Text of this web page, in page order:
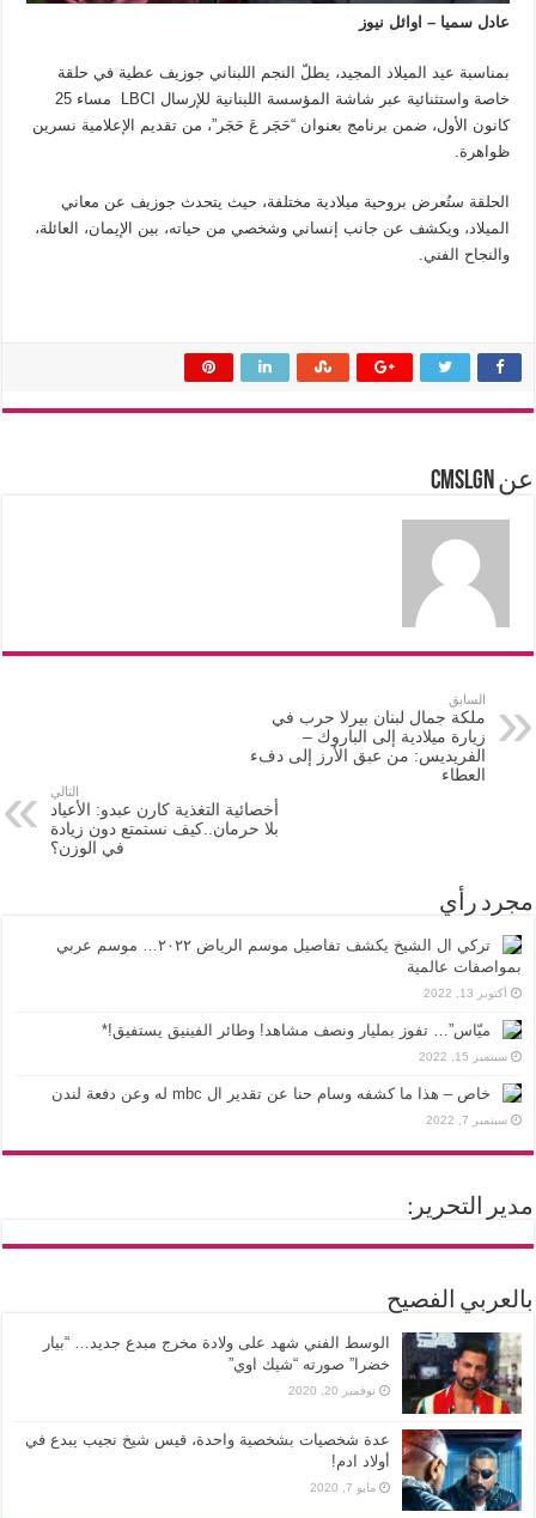
عادل سميا – اوائل نيوز
بمناسبة عيد الميلاد المجيد، يطلّ النجم اللبناني جوزيف عطية في حلقة
خاصة واستثنائية عبر شاشة المؤسسة اللبنانية للإرسال LBCI مساء 25
كانون الأول، ضمن برنامج بعنوان “حَجَر عَ حَجَر”، من تقديم الإعلامية نسرين
ظواهرة.
الحلقة ستُعرض بروحية ميلادية مختلفة، حيث يتحدث جوزيف عن معاني
الميلاد، ويكشف عن جانب إنساني وشخصي من حياته، بين الإيمان، العائلة،
والنجاح الفني.
عن cmslgn
السابق
ملكة جمال لبنان بيرلا حرب في
زيارة ميلادية إلى الباروك –
الفريديس: من عبق الأرز إلى دفء
العطاء
التالي
أخصائية التغذية كارن عبدو: الأعياد
بلا حرمان..كيف نستمتع دون زيادة
في الوزن؟
مجرد رأي
تركي ال الشيخ يكشف تفاصيل موسم الرياض ٢٠٢٢… موسم عربي
بمواصفات عالمية
أكتوبر 13, 2022
ميّاس”… تفوز بمليار ونصف مشاهد! وطائر الفينيق يستفيق!*
سبتمبر 15, 2022
خاص – هذا ما كشفه وسام حنا عن تقدير ال mbc له وعن دفعة لندن
سبتمبر 7, 2022
مدير التحرير:
بالعربي الفصيح
الوسط الفني شهد على ولادة مخرج مبدع جديد… “بيار
خضرا” صورته “شيك اوي”
نوفمبر 20, 2020
عدة شخصيات بشخصية واحدة، قيس شيخ نجيب يبدع في
أولاد ادم!
مايو 7, 2020